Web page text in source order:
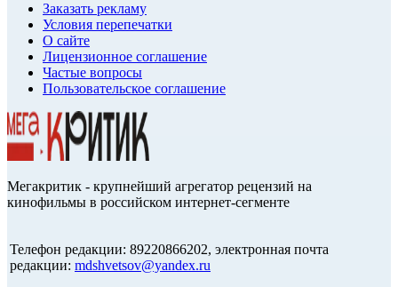
Заказать рекламу
Условия перепечатки
О сайте
Лицензионное соглашение
Частые вопросы
Пользовательское соглашение
Мегакритик - крупнейший агрегатор рецензий на
кинофильмы в российском интернет-сегменте
Телефон редакции: 89220866202, электронная почта
редакции: mdshvetsov@yandex.ru